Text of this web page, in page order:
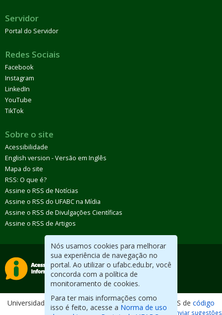
Nós usamos cookies para melhorar
sua experiência de navegação no
portal. Ao utilizar o ufabc.edu.br, você
concorda com a política de
monitoramento de cookies.
Para ter mais informações como
isso é feito, acesse a Norma de uso
Servidor
Portal do Servidor
Redes Sociais
Facebook
Instagram
LinkedIn
YouTube
TikTok
Sobre o site
Acessibilidade
English version - Versão em Inglês
Mapa do site
RSS: O que é?
Assine o RSS de Notícias
Assine o RSS do UFABC na Mídia
Assine o RSS de Divulgações Científicas
Assine o RSS de Artigos
Universidade Federal do ABC. Desenvolvido com CMS de código
aberto. Reportar erros / Enviar sugestões